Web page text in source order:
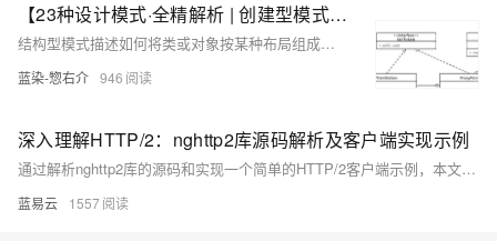
【23种设计模式·全精解析 | 创建型模式篇】5种创建型模式的结构概述、实现、优缺点、扩展、使用场景、源码解析
结构型模式描述如何将类或对象按某种布局组成更大的结构。它分为类结构型模式和对象结构型模式，前者采用继承机制来组织接口和类，后者釆用组合或聚合来组合对象。由于组合关系或聚合关系比继承关系耦合度低，满足“合成复用原则”，所以对象结构型模式比类结构型模式具有更大的灵活性。 结构型模式分为以下 7 种： • 代理模式 • 适配器模式 • 装饰者模式 • 桥接模式 • 外观模式 • 组合模式 • 享元模式
蓝染-惣右介 946
深入理解HTTP/2：nghttp2库源码解析及客户端实现示例
通过解析nghttp2库的源码和实现一个简单的HTTP/2客户端示例，本文详细介绍了HTTP/2的关键特性和nghttp2的核心实现。了解这些内容可以帮助开发者更好地理解HTTP/2协议，提高Web应用的性能和用户体验。对于实际开发中的应用，可以根据需要进一步优化和扩展代码，以满足具体需求。
蓝易云 1557